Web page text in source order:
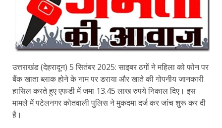
उत्तराखंड (देहरादून) 5 सितंबर 2025: साइबर ठगों ने महिला को फोन पर
बैंक खाता ब्लाक होने के नाम पर डराया और खाते की गोपनीय जानकारी
हासिल करते हुए एफडी में जमा 13.45 लाख रुपये निकाल दिए। इस
मामले में पटेलनगर कोतवाली पुलिस ने मुकदमा दर्ज कर जांच शुरू कर दी
है।